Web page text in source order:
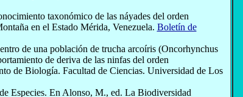
taxonómico de las náyades del orden
en el Estado Mérida, Venezuela. Boletín de
de una población de trucha arcoíris (Oncorhynchus
de deriva de las ninfas del orden
de Biología. Facultad de Ciencias. Universidad de Los
Especies. En Alonso, M., ed. La Biodiversidad